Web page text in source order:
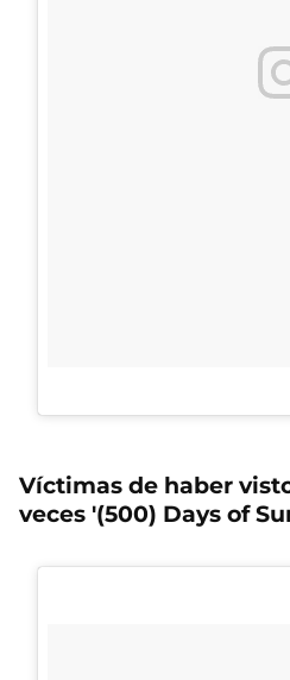
Víctimas de haber
veces '(500) Days of